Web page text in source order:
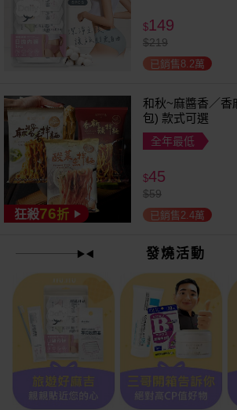
$149
$219
已銷售8.2萬
狂殺76折
和秋~麻醬香／香
包) 款式可選
全年最低
$45
$59
已銷售2.4萬
發燒活動